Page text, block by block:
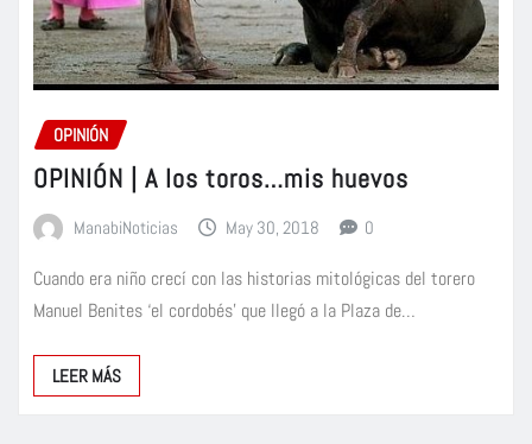
OPINIÓN
OPINIÓN | A los toros…mis huevos
ManabiNoticias May 30, 2018 0
Cuando era niño crecí con las historias mitológicas del torero
Manuel Benites ‘el cordobés’ que llegó a la Plaza de…
LEER MÁS